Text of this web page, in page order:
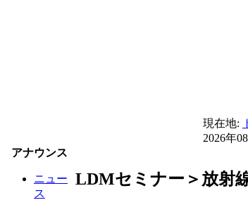
現在地:
2026年
アナウンス
ニュー
ス
LDMセミナー＞放射